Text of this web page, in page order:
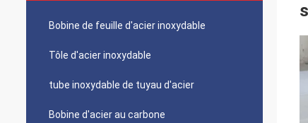
Bobine de feuille d'acier inoxydable
Tôle d'acier inoxydable
tube inoxydable de tuyau d'acier
Bobine d'acier au carbone